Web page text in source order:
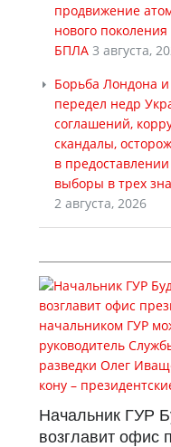
продвижение
нового
БПЛА 3 августа,
Борьба Лондона
передел недр
соглашений,
скандалы,
в
выборы в трех
2 августа, 2026
Начальник ГУР
возглавит офис